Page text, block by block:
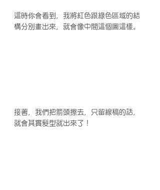
這時你會看到，我將紅色跟綠色區域的結
構分別畫出來，就會像中間這個圖這樣。
接著，我們把箭頭擦去，只留線稿的話，
就會其實髮型就出來了！